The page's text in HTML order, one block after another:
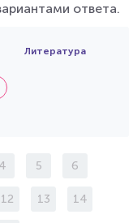
ответа.
Литература
4 5 6
12 13 14